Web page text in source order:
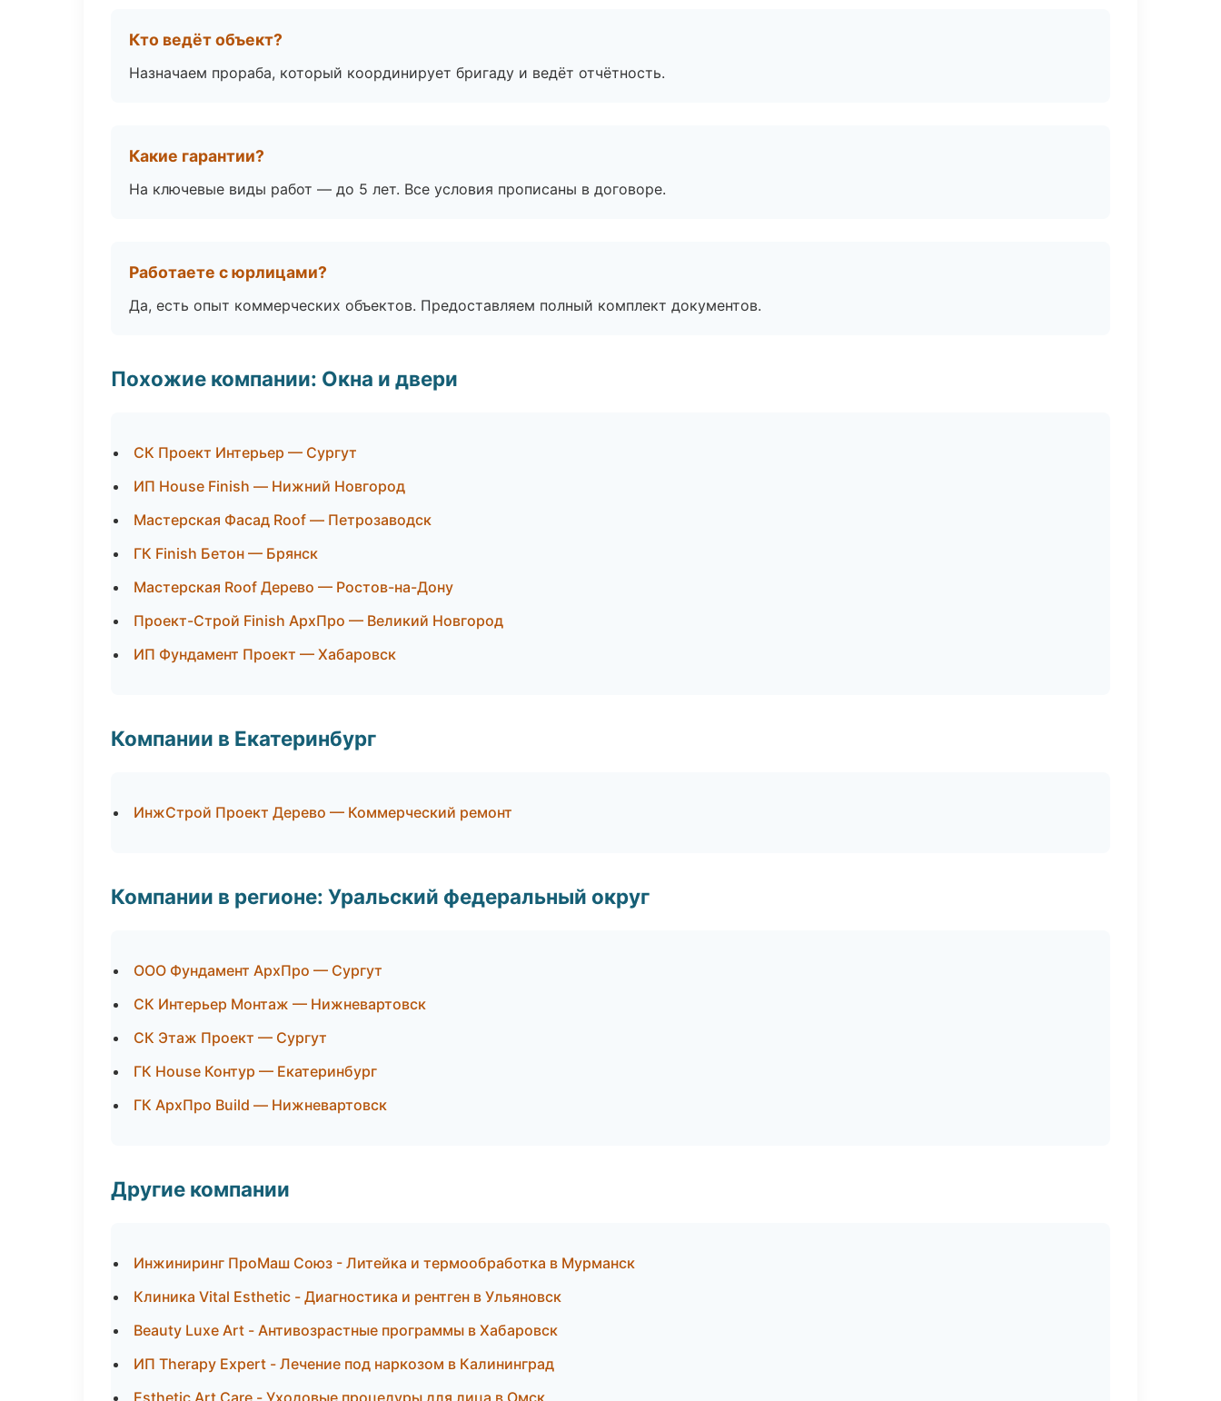
Кто ведёт объект?
Назначаем прораба, который координирует бригаду и ведёт отчётность.
Какие гарантии?
На ключевые виды работ — до 5 лет. Все условия прописаны в договоре.
Работаете с юрлицами?
Да, есть опыт коммерческих объектов. Предоставляем полный комплект документов.
Похожие компании: Окна и двери
СК Проект Интерьер — Сургут
ИП House Finish — Нижний Новгород
Мастерская Фасад Roof — Петрозаводск
ГК Finish Бетон — Брянск
Мастерская Roof Дерево — Ростов-на-Дону
Проект-Строй Finish АрхПро — Великий Новгород
ИП Фундамент Проект — Хабаровск
Компании в Екатеринбург
ИнжСтрой Проект Дерево — Коммерческий ремонт
Компании в регионе: Уральский федеральный округ
ООО Фундамент АрхПро — Сургут
СК Интерьер Монтаж — Нижневартовск
СК Этаж Проект — Сургут
ГК House Контур — Екатеринбург
ГК АрхПро Build — Нижневартовск
Другие компании
Инжиниринг ПроМаш Союз - Литейка и термообработка в Мурманск
Клиника Vital Esthetic - Диагностика и рентген в Ульяновск
Beauty Luxe Art - Антивозрастные программы в Хабаровск
ИП Therapy Expert - Лечение под наркозом в Калининград
Esthetic Art Care - Уходовые процедуры для лица в Омск